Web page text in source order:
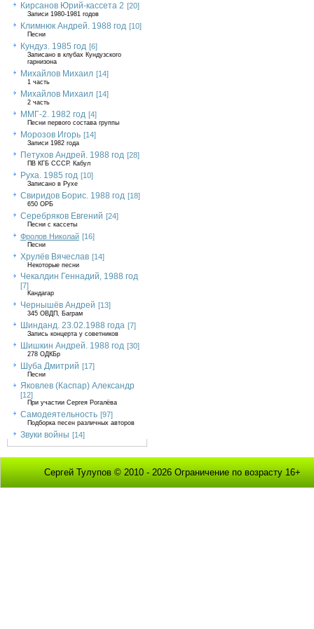
Кирсанов Юрий-кассета 2 [20]
Записи 1980-1981 годов
Климнюк Андрей. 1988 год [10]
Песни
Кундуз. 1985 год [6]
Записано в клубах Кундузского
гарнизона
Михайлов Михаил [14]
1 часть
Михайлов Михаил [14]
2 часть
ММГ-2. 1982 год [4]
Песни первого состава группы
Морозов Игорь [14]
Записи 1982 года
Петухов Андрей. 1988 год [28]
ПВ КГБ СССР. Кабул
Руха. 1985 год [10]
Записано в Рухе
Свиридов Борис. 1988 год [18]
650 ОРБ
Серебряков Евгений [24]
Песни с кассеты
Фролов Николай [16]
Песни
Хрулёв Вячеслав [14]
Некоторые песни
Чекалдин Геннадий, 1988 год
[7]
Кандагар
Чернышёв Андрей [13]
345 ОВДП, Баграм
Шинданд. 23.02.1988 года [7]
Запись концерта у советников
Шишкин Андрей. 1988 год [30]
278 ОДКБр
Шуба Дмитрий [17]
Песни
Яковлев (Каспар) Александр
[12]
При участии Сергея Рогалёва
Самодеятельность [97]
Подборка песен различных авторов
Звуки войны [14]
Сергей Тулупов © 2010 - 2026 Ограничение по возрасту 16+